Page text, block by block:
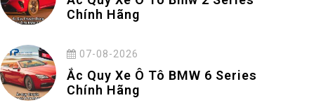
Chính Hãng
07-08-2026
Ắc Quy Xe Ô Tô BMW 6 Series
Chính Hãng